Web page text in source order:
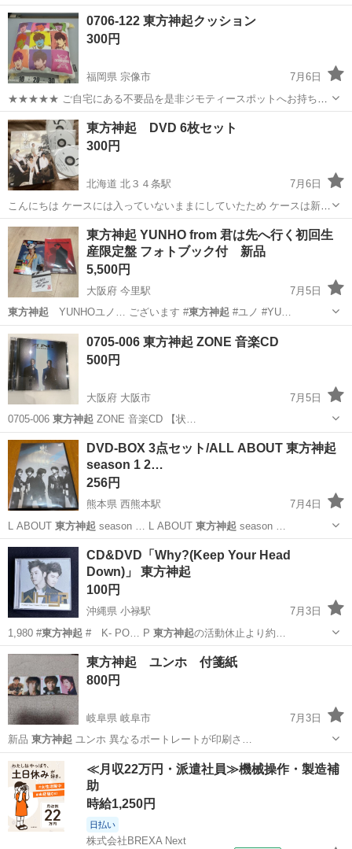
日128日★クリーンルーム内作業★マイカー通勤OK＆無料駐車場あり
★就業先食堂利用可！日払い制度あり！《茨城県常陸大宮市》 人気の
工場のお仕事 ◇コネクタ製造工...
茨城 常陸大宮市 静駅 その他
0706-122 東方神起クッション
300円
福岡県 宗像市
7月6日
★★★★★ ご自宅にある不要品を是非ジモティースポットへお持ち込
みしませんか？ 家電、趣味・スポーツ・レジャー用品、こども用品、
衣料服飾品、生活雑貨、家具、本、CD・DVDなどが無料でまとめて持
ち込めます！ ※詳細はこ...
福岡 宗像市 ソファ 東方神起
東方神起 DVD 6枚セット
300円
北海道 北３４条駅
7月6日
こんにちは ケースには入っていないままにしていたため ケースは新品
同様です ディスクの5が子供に触られて傷がついています。 前回見た
時は途中で止まりました。 ジャンク品であるため理解ある方のみお願
いします そのほかの5枚...
北海道 札幌市 北３４条駅 東方神起
東方神起 YUNHO from 君は先へ行く初回生
産限定盤 フォトブック付 新品
5,500円
大阪府 今里駅
7月5日
東方神起
YUNHOユノ… ございます #東方神起 #ユノ #YU…
大阪 大阪市 CD 東方神起
0705-006 東方神起 ZONE 音楽CD
500円
大阪府 大阪市
7月5日
0705-006 東方神起 ZONE 音楽CD 【状…
大阪 大阪市 ZONE
DVD-BOX 3点セット/ALL ABOUT 東方神起
season 1 2…
256円
熊本県 西熊本駅
7月4日
L ABOUT 東方神起 season … L ABOUT 東方神起 season …
熊本 熊本市
CD&DVD「Why?(Keep Your Head
Down)」 東方神起
100円
沖縄県 小禄駅
7月3日
1,980 #東方神起 # K- PO… P 東方神起の活動休止より約…
沖縄 那覇市 小禄駅 東方神起
東方神起 ユンホ 付箋紙
800円
岐阜県 岐阜市
7月3日
新品 東方神起 ユンホ 異なるポートレートが印刷さ…
岐阜 岐阜市 その他 東方神起
≪月収22万円・派遣社員≫機械操作・製造補
助
時給1,250円
日払い
株式会社BREXA Next